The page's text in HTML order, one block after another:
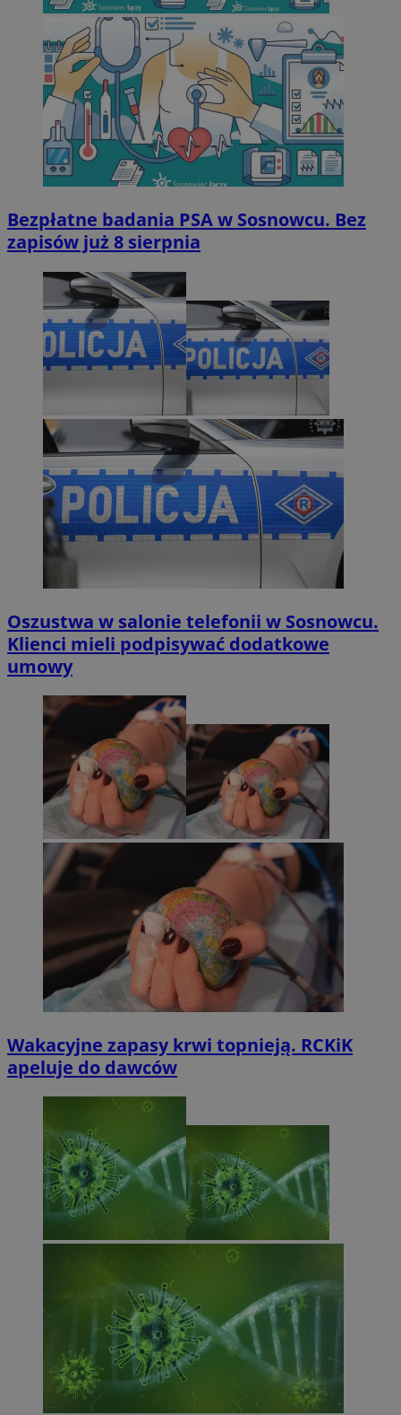
Bezpłatne badania PSA w Sosnowcu. Bez
zapisów już 8 sierpnia
Oszustwa w salonie telefonii w Sosnowcu.
Klienci mieli podpisywać dodatkowe
umowy
Wakacyjne zapasy krwi topnieją. RCKiK
apeluje do dawców